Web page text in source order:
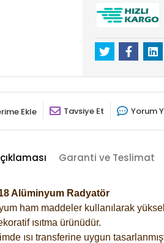
Ekle Tavsiye Et Yorum
Garanti ve Teslimat
Alüminyum Radyatör
ham maddeler kullanılarak
ısıtma ürünüdür.
ısı transferine uygun